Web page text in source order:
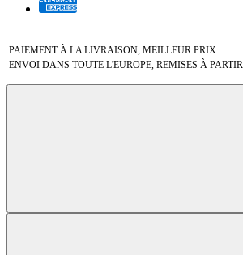
PAIEMENT À LA LIVRAISON, MEILLEUR PRIX
ENVOI DANS TOUTE L'EUROPE, REMISES À